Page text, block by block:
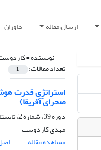
ارسال مقاله داوران
نویسنده =
تعداد مقالات: 1
صحرای آفریقا)
دوره 39، شماره 2، تابستان 1404، صفحه
مهدی کاردوست
مشاهده مقاله